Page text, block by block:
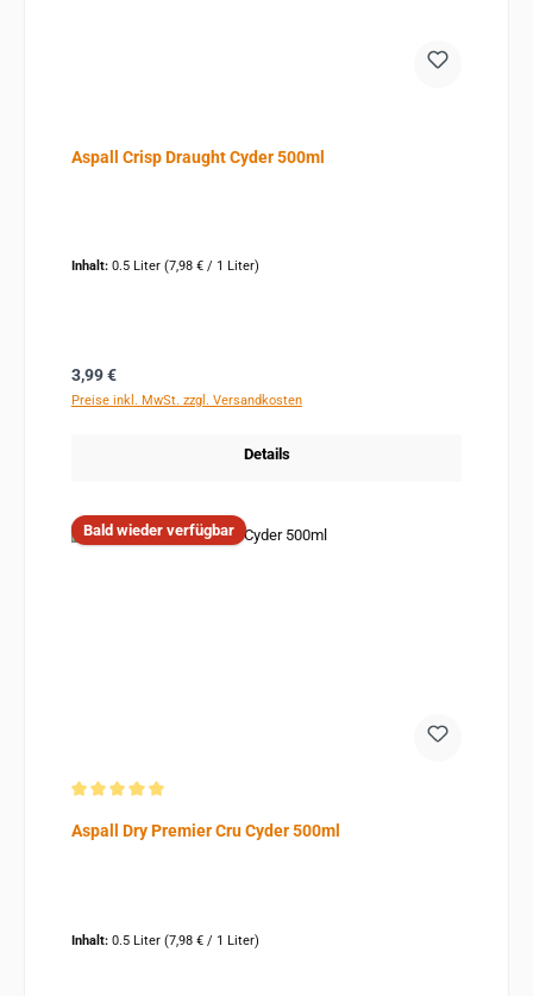
Aspall Crisp Draught Cyder 500ml
Inhalt: 0.5 Liter (7,98 € / 1 Liter)
Regulärer Preis:
3,99 €
Preise inkl. MwSt. zzgl. Versandkosten
Details
Bald wieder verfügbar
Aspall Dry Premier Cru Cyder 500ml
Inhalt: 0.5 Liter (7,98 € / 1 Liter)